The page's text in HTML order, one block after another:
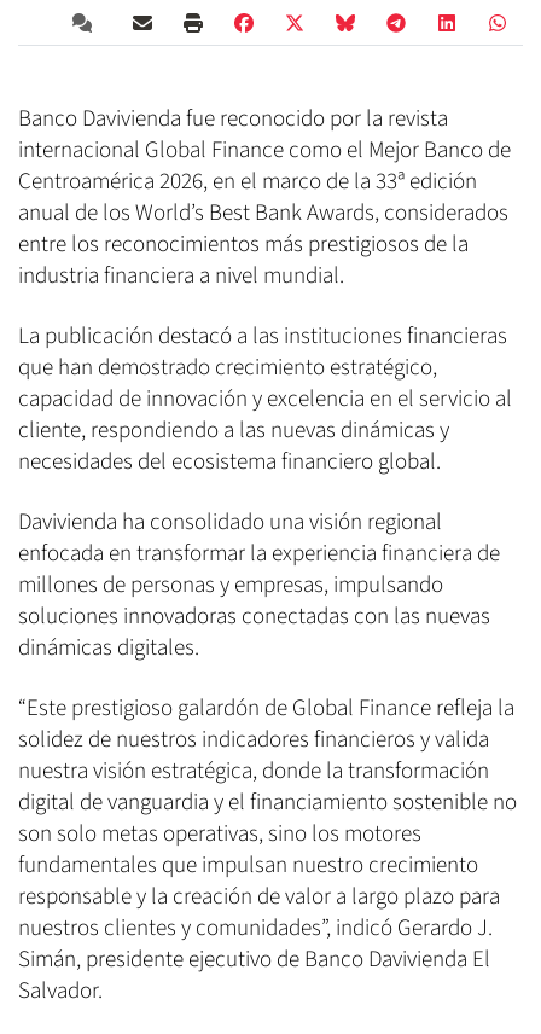
Banco Davivienda fue reconocido por la revista
internacional Global Finance como el Mejor Banco de
Centroamérica 2026, en el marco de la 33ª edición
anual de los World’s Best Bank Awards, considerados
entre los reconocimientos más prestigiosos de la
industria financiera a nivel mundial.
La publicación destacó a las instituciones financieras
que han demostrado crecimiento estratégico,
capacidad de innovación y excelencia en el servicio al
cliente, respondiendo a las nuevas dinámicas y
necesidades del ecosistema financiero global.
Davivienda ha consolidado una visión regional
enfocada en transformar la experiencia financiera de
millones de personas y empresas, impulsando
soluciones innovadoras conectadas con las nuevas
dinámicas digitales.
“Este prestigioso galardón de Global Finance refleja la
solidez de nuestros indicadores financieros y valida
nuestra visión estratégica, donde la transformación
digital de vanguardia y el financiamiento sostenible no
son solo metas operativas, sino los motores
fundamentales que impulsan nuestro crecimiento
responsable y la creación de valor a largo plazo para
nuestros clientes y comunidades”, indicó Gerardo J.
Simán, presidente ejecutivo de Banco Davivienda El
Salvador.